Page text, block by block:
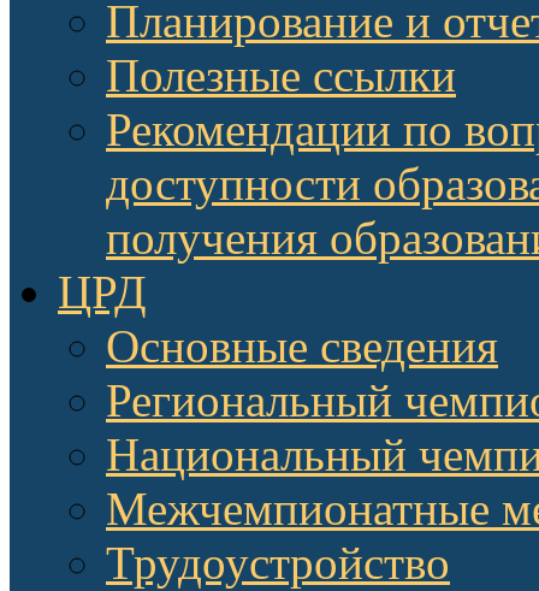
Планирование и
Полезные ссылки
Рекомендации по
доступности
получения
ЦРД
Основные сведения
Региональный
Национальный
Межчемпионатные
Трудоустройство